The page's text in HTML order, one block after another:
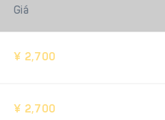
Giá
¥ 2,700
¥ 2,700